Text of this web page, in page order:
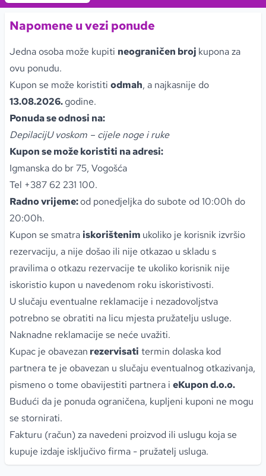
Napomene u vezi ponude
Jedna osoba može kupiti neograničen broj kupona za
ovu ponudu.
Kupon se može koristiti odmah, a najkasnije do
13.08.2026.godine.
Ponuda se odnosi na:
DepilacijU voskom – cijele noge i ruke
Kupon se može koristiti na adresi:
Igmanska do br 75, Vogošća
Tel +387 62 231 100.
Radno vrijeme:od ponedjeljka do subote od 10:00h do
20:00h.
Kupon se smatra iskorištenim ukoliko je korisnik izvršio
rezervaciju, a nije došao ili nije otkazao u skladu s
pravilima o otkazu rezervacije te ukoliko korisnik nije
iskoristio kupon u navedenom roku iskoristivosti.
U slučaju eventualne reklamacije i nezadovoljstva
potrebno se obratiti na licu mjesta pružatelju usluge.
Naknadne reklamacije se neće uvažiti.
Kupac je obavezan rezervisati termin dolaska kod
partnera te je obavezan u slučaju eventualnog otkazivanja,
pismeno o tome obavijestiti partnera i eKupon d.o.o.
Budući da je ponuda ograničena, kupljeni kuponi ne mogu
se stornirati.
Fakturu (račun) za navedeni proizvod ili uslugu koja se
kupuje izdaje isključivo firma - pružatelj usluga.